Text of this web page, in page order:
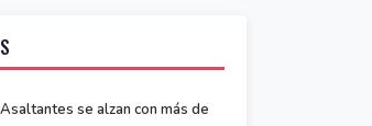
se alzan con más de